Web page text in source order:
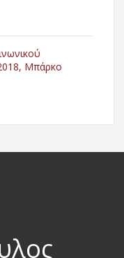
Μπάρκο